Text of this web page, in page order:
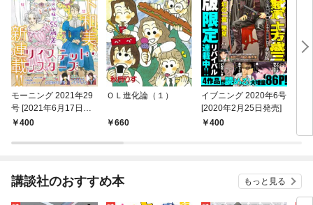
モーニング 2021年29
号 [2021年6月17日発
売]400
ＯＬ進化論（１）
660
イブニング 2020年6号
[2020年2月25日発売]
400
講談社のおすすめ本 もっと見る